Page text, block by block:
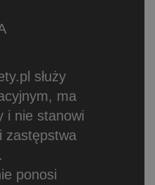
służy
ma
i nie stanowi
zastępstwa
ponosi